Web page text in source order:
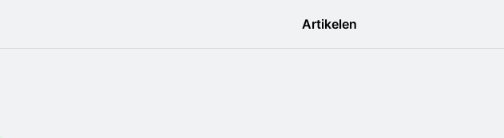
Artikelen